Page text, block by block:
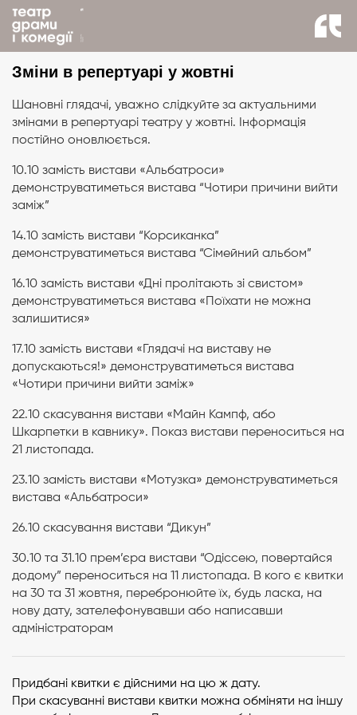
назад до новин
Зміни в репертуарі у жовтні
Шановні глядачі, уважно слідкуйте за актуальними
змінами в репертуарі театру у жовтні. Інформація
постійно оновлюється.
10.10 замість вистави «Альбатроси»
демонструватиметься вистава “Чотири причини вийти
заміж”
14.10 замість вистави “Корсиканка”
демонструватиметься вистава “Сімейний альбом”
16.10 замість вистави «Дні пролітають зі свистом»
демонструватиметься вистава «Поїхати не можна
залишитися»
17.10 замість вистави «Глядачі на виставу не
допускаються!» демонструватиметься вистава
«Чотири причини вийти заміж»
22.10 скасування вистави «Майн Кампф, або
Шкарпетки в кавнику». Показ вистави переноситься на
21 листопада.
23.10 замість вистави «Мотузка» демонструватиметься
вистава «Альбатроси»
26.10 скасування вистави “Дикун”
30.10 та 31.10 прем’єра вистави “Одіссею, повертайся
додому” переноситься на 11 листопада. В кого є квитки
на 30 та 31 жовтня, перебронюйте їх, будь ласка, на
нову дату, зателефонувавши або написавши
адміністраторам
Придбані квитки є дійсними на цю ж дату.
При скасуванні вистави квитки можна обміняти на іншу